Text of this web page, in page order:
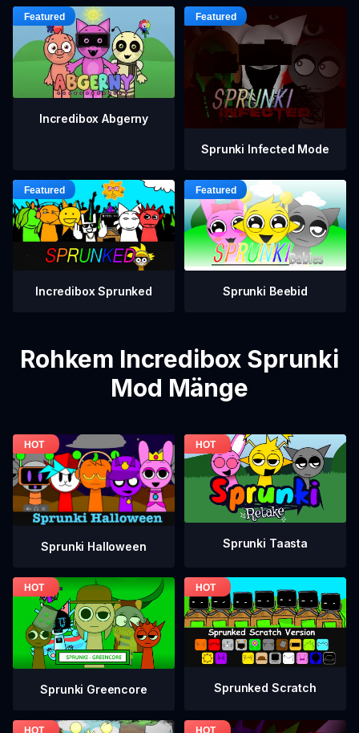
Incredibox Abgerny
Sprunki Infected Mode
Incredibox Sprunked Sprunki Beebid
Rohkem Incredibox Sprunki
Mod Mänge
Sprunki Halloween Sprunki Taasta
Sprunki Greencore Sprunked Scratch